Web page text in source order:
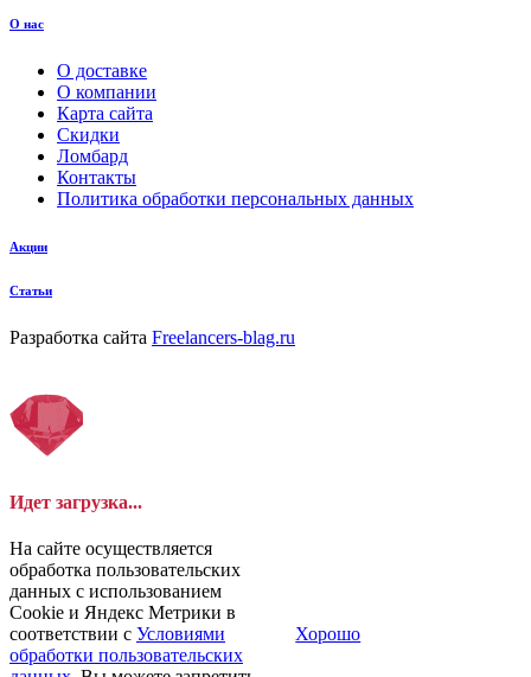
О нас
О доставке
О компании
Карта сайта
Скидки
Ломбард
Контакты
Политика обработки персональных данных
Акции
Статьи
Разработка сайта Freelancers-blag.ru
Идет загрузка...
На сайте осуществляется
обработка пользовательских
данных с использованием
Cookie и Яндекс Метрики в
соответствии с Условиями
обработки пользовательских
Хорошо